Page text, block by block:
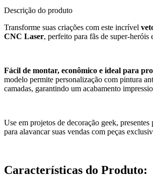
Descrição do produto
Transforme suas criações com este incrível
CNC Laser, perfeito para fãs de super-heróis
Fácil de montar, econômico e ideal para
modelo permite personalização com pintura
camadas, garantindo um acabamento
Use em projetos de decoração geek, presentes
para alavancar suas vendas com peças
Características do Produto: